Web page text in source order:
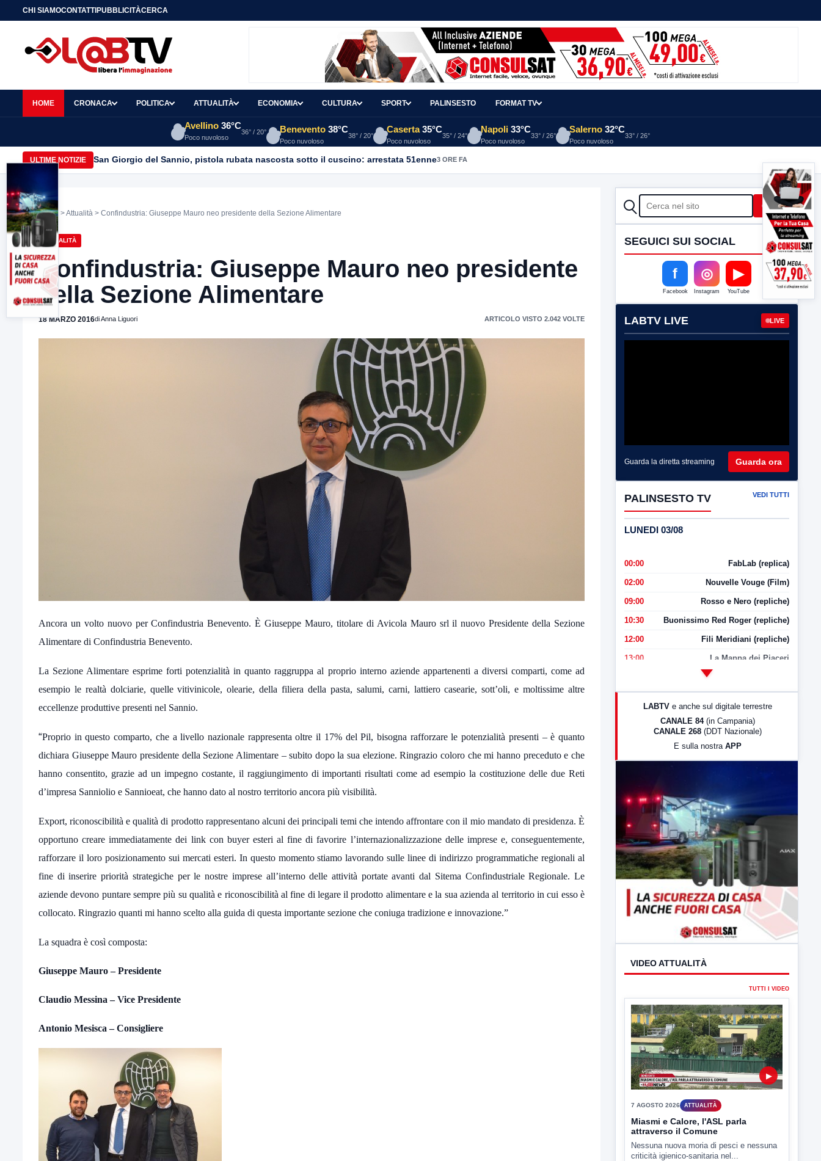
CHI SIAMOCONTATTIPUBBLICITÀCERCA
HOME CRONACA POLITICA ATTUALITÀ ECONOMIA CULTURA SPORT PALINSESTO FORMAT TV
Avellino 36°C
Poco nuvoloso
36° / 20° Benevento 38°C
Poco nuvoloso
38° / 20°
Caserta 35°C
Poco nuvoloso
35° / 24°
Napoli 33°C
Poco nuvoloso
33° / 26°
Salerno 32°C
Poco nuvoloso
33° / 26°
ULTIME NOTIZIE San Giorgio del Sannio, pistola rubata nascosta sotto il cuscino: arrestata 51enne3 ORE FA
Home >Attualità > Confindustria: Giuseppe Mauro neo presidente della Sezione Alimentare
ATTUALITÀ
Confindustria: Giuseppe Mauro neo presidente
della Sezione Alimentare
18 MARZO 2016di Anna Liguori ARTICOLO VISTO 2.042 VOLTE
Ancora un volto nuovo per Confindustria Benevento. È Giuseppe Mauro, titolare di Avicola Mauro srl il nuovo Presidente della Sezione
Alimentare di Confindustria Benevento.
La Sezione Alimentare esprime forti potenzialità in quanto raggruppa al proprio interno aziende appartenenti a diversi comparti, come ad
esempio le realtà dolciarie, quelle vitivinicole, olearie, della filiera della pasta, salumi, carni, lattiero casearie, sott’oli, e moltissime altre
eccellenze produttive presenti nel Sannio.
“Proprio in questo comparto, che a livello nazionale rappresenta oltre il 17% del Pil, bisogna rafforzare le potenzialità presenti – è quanto
dichiara Giuseppe Mauro presidente della Sezione Alimentare – subito dopo la sua elezione. Ringrazio coloro che mi hanno preceduto e che
hanno consentito, grazie ad un impegno costante, il raggiungimento di importanti risultati come ad esempio la costituzione delle due Reti
d’impresa Sanniolio e Sannioeat, che hanno dato al nostro territorio ancora più visibilità.
Export, riconoscibilità e qualità di prodotto rappresentano alcuni dei principali temi che intendo affrontare con il mio mandato di presidenza. È
opportuno creare immediatamente dei link con buyer esteri al fine di favorire l’internazionalizzazione delle imprese e, conseguentemente,
rafforzare il loro posizionamento sui mercati esteri. In questo momento stiamo lavorando sulle linee di indirizzo programmatiche regionali al
fine di inserire priorità strategiche per le nostre imprese all’interno delle attività portate avanti dal Sitema Confindustriale Regionale. Le
aziende devono puntare sempre più su qualità e riconoscibilità al fine di legare il prodotto alimentare e la sua azienda al territorio in cui esso è
collocato. Ringrazio quanti mi hanno scelto alla guida di questa importante sezione che coniuga tradizione e innovazione.”
La squadra è così composta:
Giuseppe Mauro – Presidente
Claudio Messina – Vice Presidente
Antonio Mesisca – Consigliere
CERCA Cerca
SEGUICI SUI SOCIAL
f
Facebook
◎
Instagram
▶
YouTube
LABTV LIVE LIVE
Guarda la diretta streaming Guarda ora
PALINSESTO TV VEDI TUTTI
LUNEDI 03/08
00:00 FabLab (replica)
02:00 Nouvelle Vouge (Film)
09:00 Rosso e Nero (repliche)
10:30 Buonissimo Red Roger (repliche)
12:00 Fili Meridiani (repliche)
13:00 La Mappa dei Piaceri
LabNews (Diretta)
LABTV e anche sul digitale terrestre
CANALE 84 (in Campania)
CANALE 268 (DDT Nazionale)
E sulla nostra APP
VIDEO ATTUALITÀ
TUTTI I VIDEO